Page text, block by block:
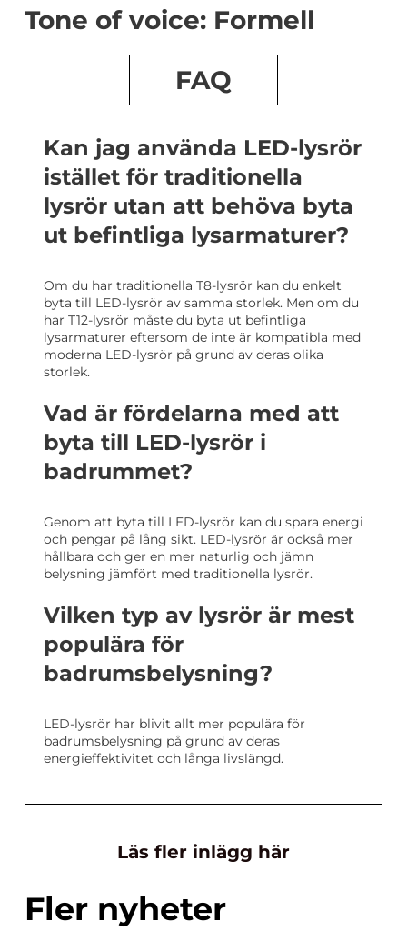
Tone of voice: Formell
FAQ
Kan jag använda LED-lysrör
istället för traditionella
lysrör utan att behöva byta
ut befintliga lysarmaturer?
Om du har traditionella T8-lysrör kan du enkelt
byta till LED-lysrör av samma storlek. Men om du
har T12-lysrör måste du byta ut befintliga
lysarmaturer eftersom de inte är kompatibla med
moderna LED-lysrör på grund av deras olika
storlek.
Vad är fördelarna med att
byta till LED-lysrör i
badrummet?
Genom att byta till LED-lysrör kan du spara energi
och pengar på lång sikt. LED-lysrör är också mer
hållbara och ger en mer naturlig och jämn
belysning jämfört med traditionella lysrör.
Vilken typ av lysrör är mest
populära för
badrumsbelysning?
LED-lysrör har blivit allt mer populära för
badrumsbelysning på grund av deras
energieffektivitet och långa livslängd.
Läs fler inlägg här
Fler nyheter